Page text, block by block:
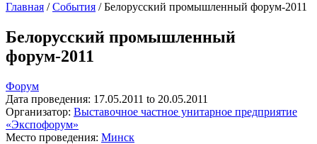
Главная / События / Белорусский промышленный форум-2011
Белорусский промышленный
форум-2011
Форум
Дата проведения: 17.05.2011 to 20.05.2011
Организатор: Выставочное частное унитарное предприятие
«Экспофорум»
Место проведения: Минск